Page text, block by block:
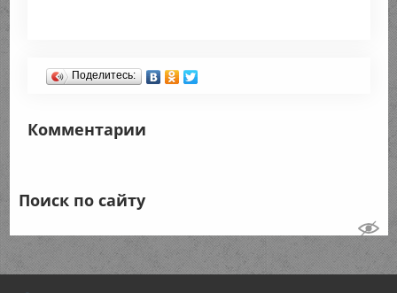
Поделитесь:
Комментарии
Поиск по сайту